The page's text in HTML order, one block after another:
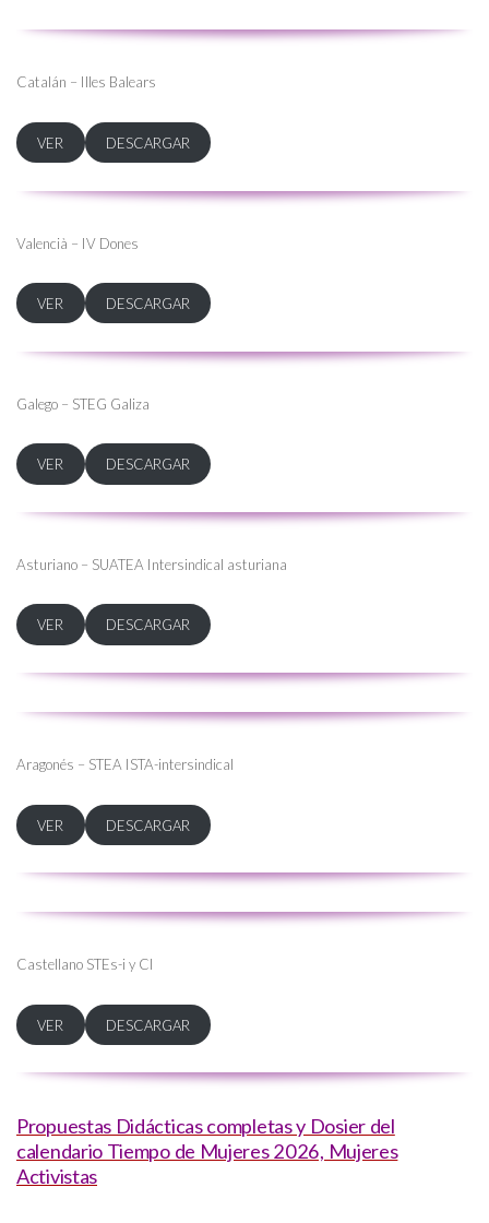
Catalán – Illes Balears
VER DESCARGAR
Valencià – IV Dones
VER DESCARGAR
Galego – STEG Galiza
VER DESCARGAR
Asturiano – SUATEA Intersindical asturiana
VER DESCARGAR
Aragonés – STEA ISTA-intersindical
VER DESCARGAR
Castellano STEs-i y CI
VER DESCARGAR
Propuestas Didácticas completas y Dosier del
calendario Tiempo de Mujeres 2026, Mujeres
Activistas